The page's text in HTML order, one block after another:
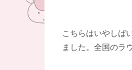
こちらはいやしば
ました。全国のラ